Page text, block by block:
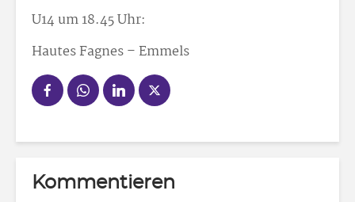
U14 um 18.45 Uhr:
Hautes Fagnes – Emmels
Kommentieren